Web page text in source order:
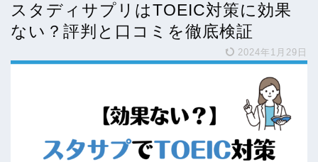
スタディサプリはTOEIC対策に効果
ない？評判と口コミを徹底検証
2024年1月29日